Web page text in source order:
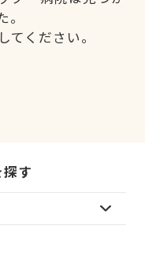
ください。
す